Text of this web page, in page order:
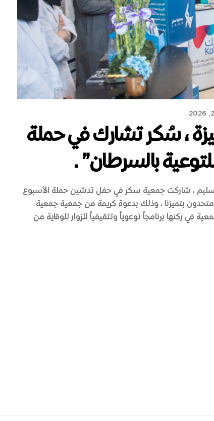
سُكر تشارك في حملة
بالسرطان”.
شاركت جمعية سكر في حفل تدشين حملة الأسبوع
، وذلك بدعوة كريمة من جمعية جمعية
ركنها برنامجاً توعوياً وتثقيفياً للزوار للوقاية من